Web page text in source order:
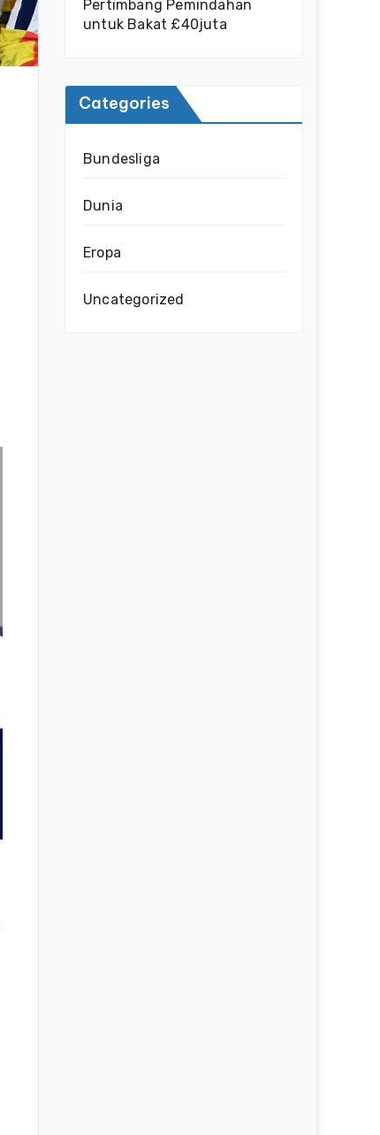
Pertimbang Pemindahan
untuk Bakat £40juta
Categories
Bundesliga
Dunia
Eropa
Uncategorized